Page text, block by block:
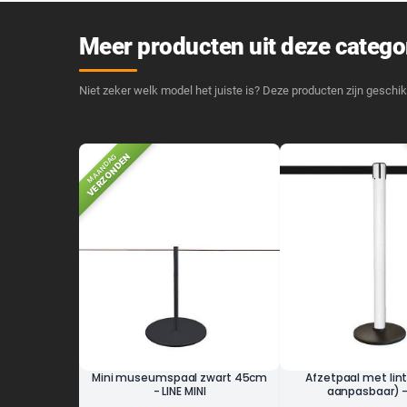
Meer producten uit deze
Niet zeker welk model het juiste is? Deze producten zijn
MAANDAG
VERZONDEN
Mini museumspaal zwart 45cm
- LINE MINI
Afzetpaal met
aanpasbaar) -